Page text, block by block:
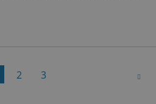
‘Ieder ACSI-product
Bij Touroperating
2 3